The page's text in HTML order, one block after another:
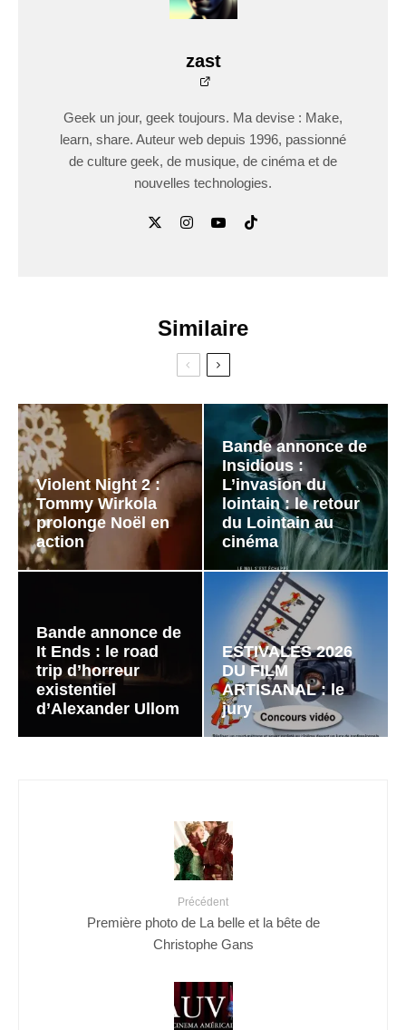
zast
Geek un jour, geek toujours. Ma devise : Make,
learn, share. Auteur web depuis 1996, passionné
de culture geek, de musique, de cinéma et de
nouvelles technologies.
Similaire
Violent Night 2 :
Tommy Wirkola
prolonge Noël en
action
Bande annonce de
Insidious :
L’invasion du
lointain : le retour
du Lointain au
cinéma
Bande annonce de
It Ends : le road
trip d’horreur
existentiel
d’Alexander Ullom
ESTIVALES 2026
DU FILM
ARTISANAL : le
jury
Précédent
Première photo de La belle et la bête de
Christophe Gans